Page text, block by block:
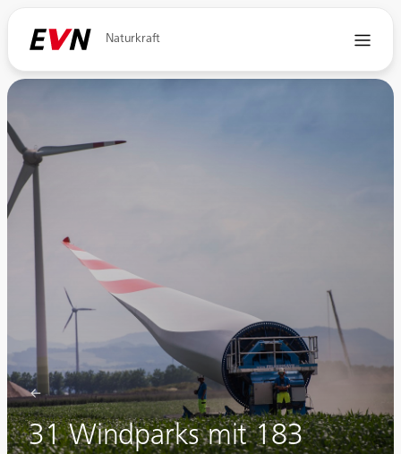
Naturkraft
31 Windparks mit 183